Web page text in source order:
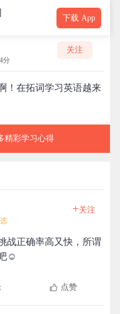
下载 App
分
关注
！在拓词学习英语越来
精彩学习心得
+关注
战正确率高又快，所谓
☺
点赞